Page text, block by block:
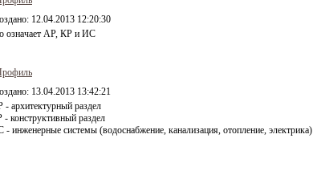
12.04.2013 12:20:30
означает АР, КР и ИС
13.04.2013 13:42:21
- архитектурный раздел
- конструктивный раздел
- инженерные системы (водоснабжение, канализация, отопление, электрика)